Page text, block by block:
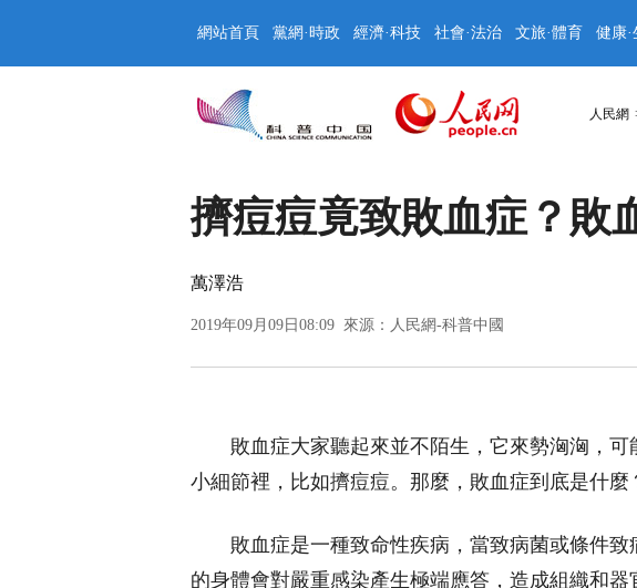
網站首頁 黨網·時政 經濟·科技 社會·法治 文旅·體育 健康·
人民網
擠痘痘竟致敗血症？敗
萬澤浩
2019年09月09日08:09 來源： 人民網-科普中國
敗血症大家聽起來並不陌生，它來勢洶洶，
小細節裡，比如擠痘痘。那麼，敗血症到底是什麼
敗血症是一種致命性疾病，當致病菌或條件
的身體會對嚴重感染產生極端應答，造成組織和